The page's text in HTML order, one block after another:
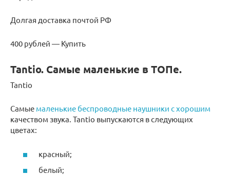
Долгая доставка почтой РФ
400 рублей — Купить
Tantio. Самые маленькие в ТОПе.
Tantio
Самые маленькие беспроводные наушники с хорошим
качеством звука. Tantio выпускаются в следующих
цветах:
красный;
белый;